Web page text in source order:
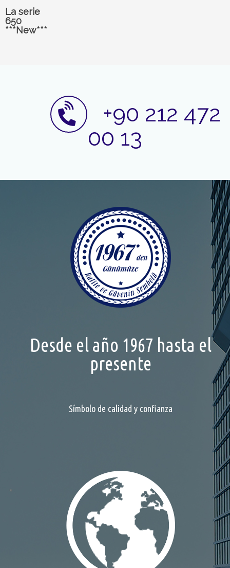
La serie
650
***New***
+90 212 472
00 13
Desde el año 1967 hasta el
presente
Símbolo de calidad y confianza